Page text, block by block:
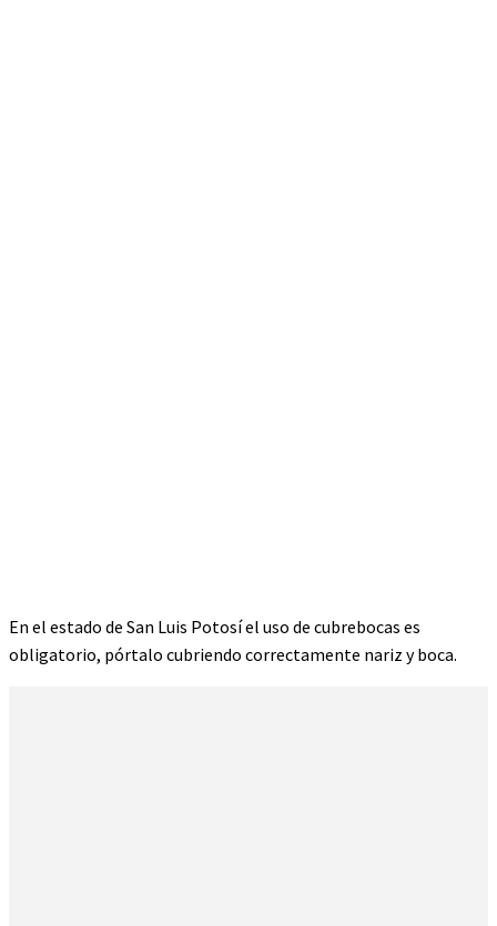
En el estado de San Luis Potosí el uso de cubrebocas es
obligatorio, pórtalo cubriendo correctamente nariz y boca.